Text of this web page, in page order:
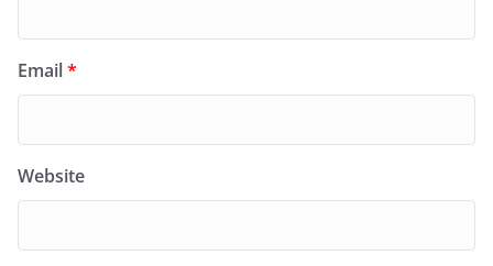
Email*
Website